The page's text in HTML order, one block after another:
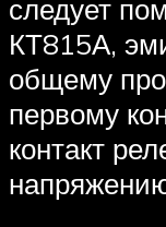
следует
КТ815А,
общему
первому
контакт